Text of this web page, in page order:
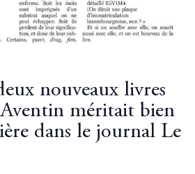
nouveaux livres
méritait bien
dans le journal Le